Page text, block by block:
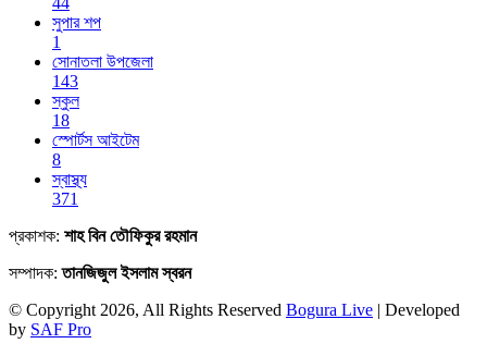
সুপার শপ
1
সোনাতলা উপজেলা
143
স্কুল
18
স্পোর্টস আইটেম
8
স্বাস্থ্য
371
প্রকাশক: শাহ বিন তৌফিকুর রহমান
সম্পাদক:তানজিজুল ইসলাম স্বরন
© Copyright 2026, All Rights Reserved Bogura Live | Developed
by SAF Pro